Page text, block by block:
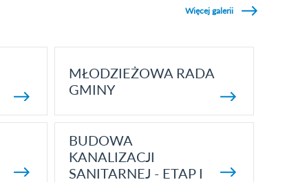
Więcej galerii
MŁODZIEŻOWA RADA
GMINY
BUDOWA
KANALIZACJI
SANITARNEJ - ETAP I